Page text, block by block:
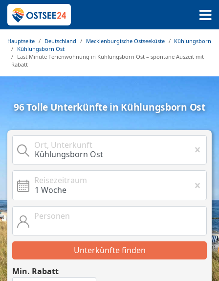
Hauptseite Deutschland Mecklenburgische Ostseeküste
Kühlungsborn
Kühlungsborn Ost
Last Minute Ferienwohnung in Kühlungsborn Ost – spontane Auszeit mit
Rabatt
96 Tolle Unterkünfte in Kühlungsborn Ost
Ort, Unterkunft
Reisezeitraum
Personen
Unterkünfte finden
Min. Rabatt